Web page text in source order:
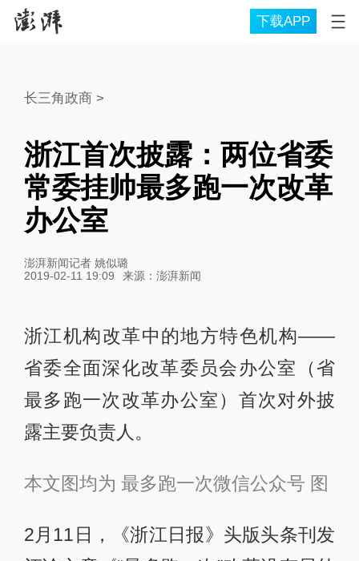
下载APP
长三角政商 >
浙江首次披露：两位省委
常委挂帅最多跑一次改革
办公室
澎湃新闻记者 姚似璐
2019-02-11 19:09
来源： 澎湃新闻
浙江机构改革中的地方特色机构——
省委全面深化改革委员会办公室（省
最多跑一次改革办公室）首次对外披
露主要负责人。
本文图均为 最多跑一次微信公众号 图
2月11日，《浙江日报》头版头条刊发